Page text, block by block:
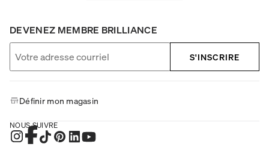
DEVENEZ MEMBRE BRILLIANCE
S'INSCRIRE
Définir mon magasin
NOUS SUIVRE